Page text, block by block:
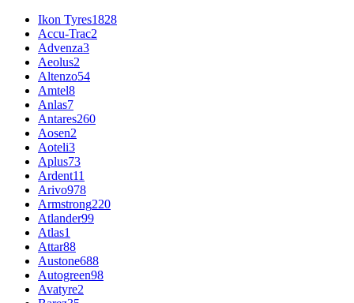
Ikon Tyres1828
Accu-Trac2
Advenza3
Aeolus2
Altenzo54
Amtel8
Anlas7
Antares260
Aosen2
Aoteli3
Aplus73
Ardent11
Arivo978
Armstrong220
Atlander99
Atlas1
Attar88
Austone688
Autogreen98
Avatyre2